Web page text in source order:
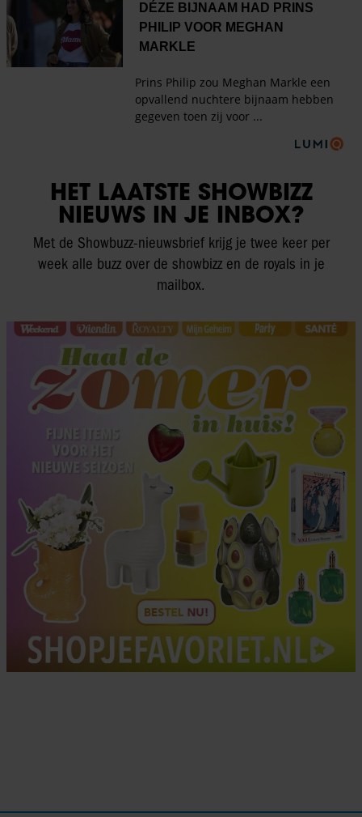
HET LAATSTE SHOWBIZZ
NIEUWS IN JE INBOX?
Met de Showbuzz-nieuwsbrief krijg je twee keer per
week alle buzz over de showbizz en de royals in je
mailbox.